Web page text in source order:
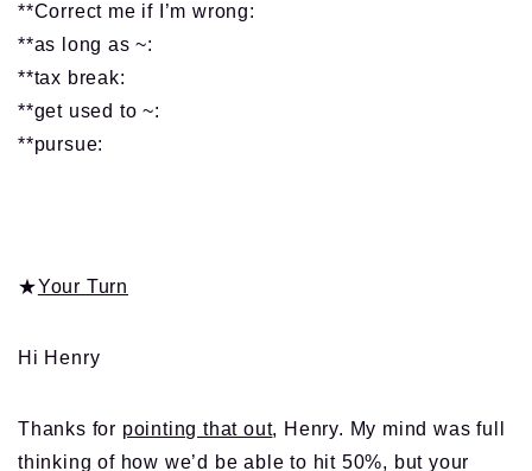
**Correct me if I’m wrong:
**as long as ~:
**tax break:
**get used to ~:
**pursue:
★Your Turn
Hi Henry
Thanks for pointing that out, Henry. My mind was full
thinking of how we’d be able to hit 50%, but your